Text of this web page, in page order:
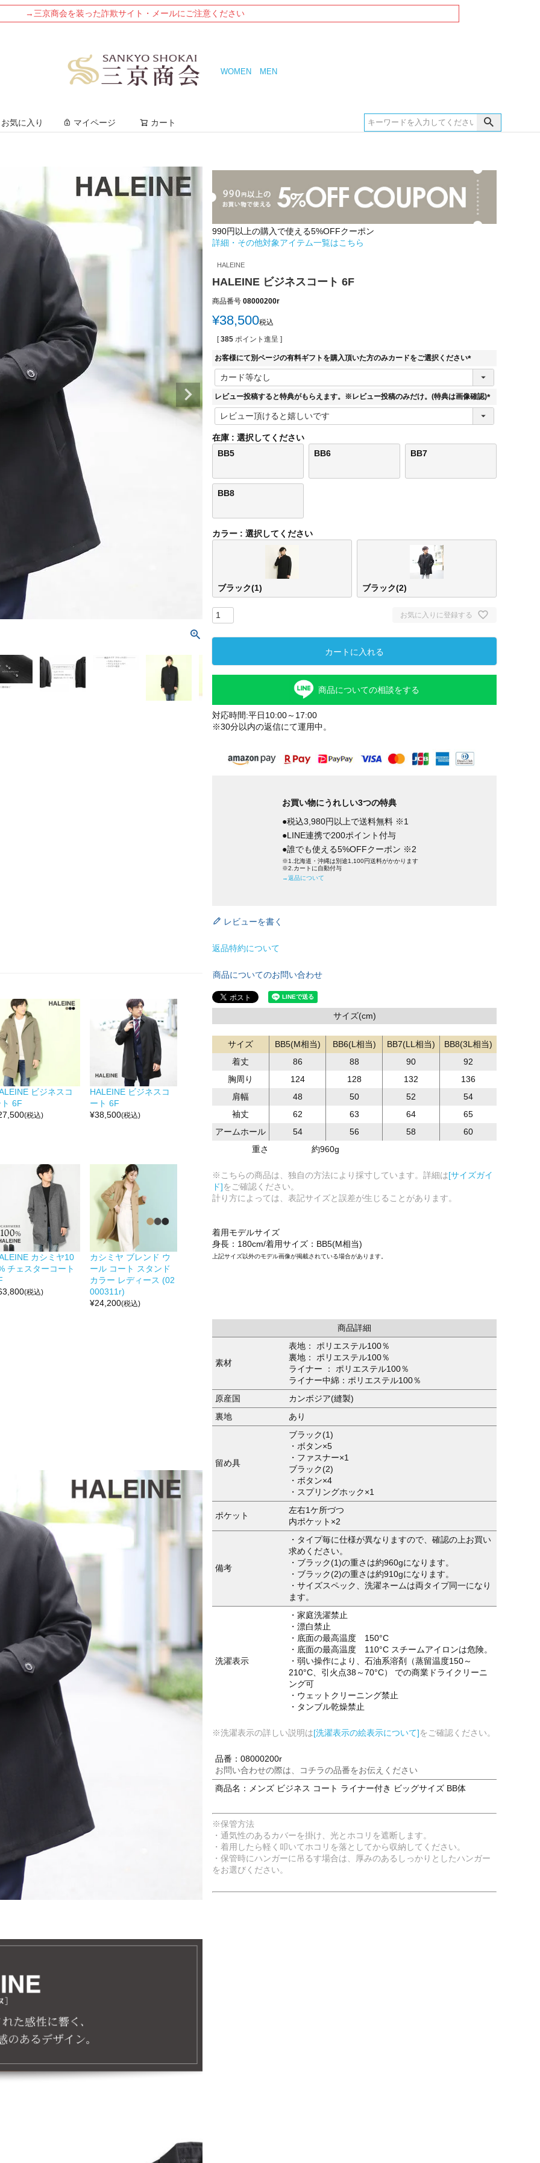
→三京商会を装った詐欺サイト・メールにご注意ください
WOMEN MEN
お気に入り マイページ カート
ビジネスコ
6F
(税込)
HALEINE ビジネスコ
ート 6F
¥38,500(税込)
カシミヤ10
チェスターコート
(税込)
カシミヤ ブレンド ウ
ール コート スタンド
カラー レディース (02
000311r)
¥24,200(税込)
990円以上の購入で使える5%OFFクーポン
詳細・その他対象アイテム一覧はこちら
HALEINE
HALEINE ビジネスコート 6F
商品番号 08000200r
¥38,500税込
[ 385 ポイント進呈 ]
お客様にて別ページの有料ギフトを購入頂いた方のみカードをご選択ください
(
須
レビュー投稿すると特典がもらえます。※レビュー投稿のみだけ。(特典は画像確認)
(
)
在庫
選択してください
BB5
BB6 BB7
BB8
カラー 選択してください
ブラック(1) ブラック(2)
お気に入りに登録する
カートに入れる
商品についての相談をする
対応時間:平日10:00～17:00
※30分以内の返信にて運用中。
お買い物にうれしい3つの特典
●税込3,980円以上で送料無料 ※1
●LINE連携で200ポイント付与
●誰でも使える5%OFFクーポン ※2
※1.北海道・沖縄は別途1,100円送料がかかります
※2.カートに自動付与
→返品について
レビューを書く
返品特約について
商品についてのお問い合わせ
サイズ(cm)
サイズ BB5(M相当) BB6(L相当) BB7(LL相当)
BB8(3L相当)
着丈
86 88 90
92
胸周り
124 128 132
136
肩幅
48 50 52
54
袖丈
62 63 64
65
アームホール
54 56 58
60
重さ
約960g
※こちらの商品は、独自の方法により採寸しています。詳細は[サイズガイ
ド]をご確認ください。
計り方によっては、表記サイズと誤差が生じることがあります。
着用モデルサイズ
身長：180cm/着用サイズ：BB5(M相当)
上記サイズ以外のモデル画像が掲載されている場合があります。
商品詳細
素材
表地： ポリエステル100％
裏地： ポリエステル100％
ライナー ： ポリエステル100％
ライナー中綿：ポリエステル100％
原産国
カンボジア(縫製)
裏地
あり
留め具
ブラック(1)
・ボタン×5
・ファスナー×1
ブラック(2)
・ボタン×4
・スプリングホック×1
ポケット
左右1ケ所づつ
内ポケット×2
備考
・タイプ毎に仕様が異なりますので、確認の上お買い
求めください。
・ブラック(1)の重さは約960gになります。
・ブラック(2)の重さは約910gになります。
・サイズスペック、洗濯ネームは両タイプ同一になり
ます。
洗濯表示
・家庭洗濯禁止
・漂白禁止
・底面の最高温度 150°C
・底面の最高温度 110°C スチームアイロンは危険。
・弱い操作により、石油系溶剤（蒸留温度150～
210°C、引火点38～70°C） での商業ドライクリーニ
ング可
・ウェットクリーニング禁止
・タンブル乾燥禁止
※洗濯表示の詳しい説明は[洗濯表示の絵表示について]をご確認ください。
品番：08000200r
お問い合わせの際は、コチラの品番をお伝えください
商品名：メンズ ビジネス コート ライナー付き ビッグサイズ BB体
※保管方法
・通気性のあるカバーを掛け、光とホコリを遮断します。
・着用したら軽く叩いてホコリを落としてから収納してください。
・保管時にハンガーに吊るす場合は、厚みのあるしっかりとしたハンガー
をお選びください。